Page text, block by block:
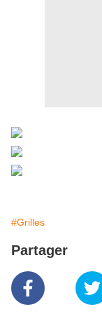
#Grilles
Partager